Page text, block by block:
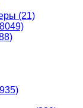
(21)